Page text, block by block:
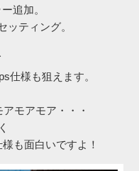
追加。
ティング。
仕様も狙えます。
モアモア・・・
も面白いですよ！